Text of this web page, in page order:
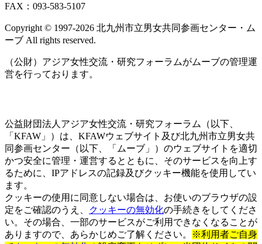
FAX：093‐583‐5107
Copyright © 1997‐2026 北九州市立男女共同参画センター・ム
ーブ All rights reserved.
（公財）アジア女性交流・研究フォーラムがムーブの管理運
営を行っております。
公益財団法人アジア女性交流・研究フォーラム（以下、
「KFAW」）は、KFAWウェブサイト及び北九州市立男女共
同参画センター（以下、「ムーブ」）のウェブサイトを適切
かつ安全に管理・運営するとともに、そのサービスを向上す
るために、IPアドレスの記録及びクッキー機能を使用してい
ます。
クッキーの使用に同意しない場合は、お使いのブラウザの設
定をご確認のうえ、
クッキーの無効化の手続きをしてくださ
い。その場合、一部のサービスがご利用できなくなることが
ありますので、あらかじめご了解ください。
※利用者ご自身